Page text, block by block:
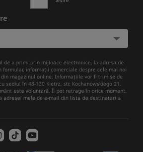
de a primi prin mijloace electronice, la adresa de
formular, informații comerciale despre cele mai noi
magazinul online. Informațiile vor fi trimise de
cu sediul în 48-130 Kietrz, str. Kochanowskiego 21.
este voluntară. Îl pot retrage în orice moment,
adresei mele de e-mail din lista de destinatari a